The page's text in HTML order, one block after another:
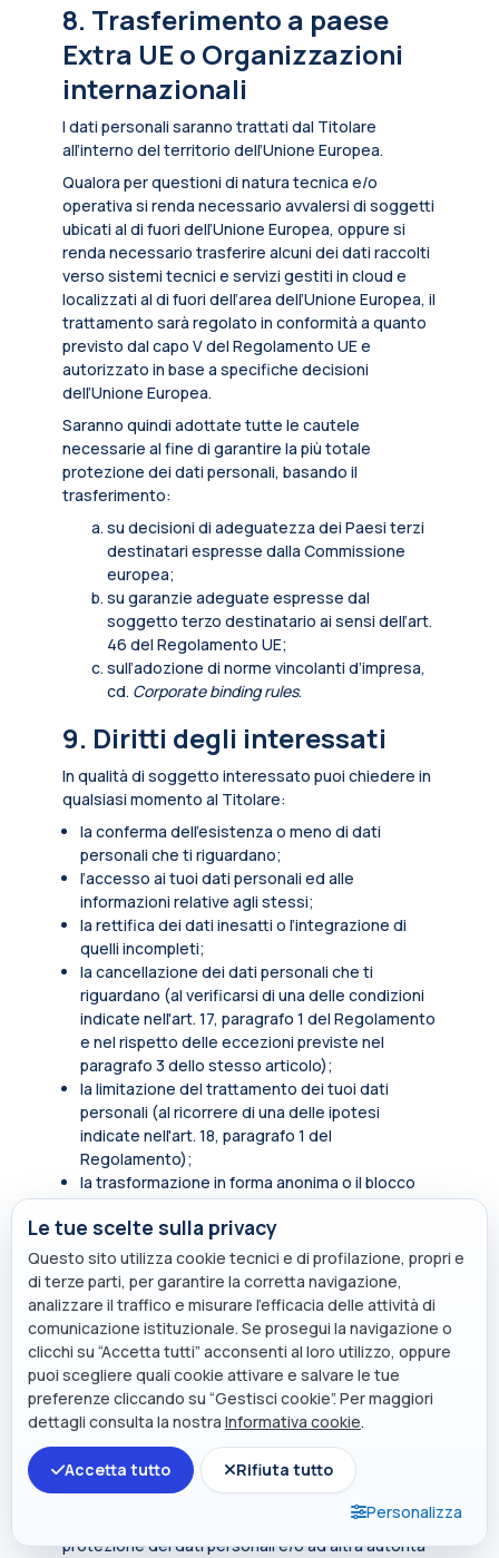
8. Trasferimento a paese
Extra UE o Organizzazioni
internazionali
I dati personali saranno trattati dal Titolare
all’interno del territorio dell’Unione Europea.
Qualora per questioni di natura tecnica e/o
operativa si renda necessario avvalersi di soggetti
ubicati al di fuori dell’Unione Europea, oppure si
renda necessario trasferire alcuni dei dati raccolti
verso sistemi tecnici e servizi gestiti in cloud e
localizzati al di fuori dell’area dell’Unione Europea, il
trattamento sarà regolato in conformità a quanto
previsto dal capo V del Regolamento UE e
autorizzato in base a specifiche decisioni
dell’Unione Europea.
Saranno quindi adottate tutte le cautele
necessarie al fine di garantire la più totale
protezione dei dati personali, basando il
trasferimento:
su decisioni di adeguatezza dei Paesi terzi
destinatari espresse dalla Commissione
europea;
su garanzie adeguate espresse dal
soggetto terzo destinatario ai sensi dell’art.
46 del Regolamento UE;
sull’adozione di norme vincolanti d’impresa,
cd. Corporate binding rules.
9. Diritti degli interessati
In qualità di soggetto interessato puoi chiedere in
qualsiasi momento al Titolare:
la conferma dell’esistenza o meno di dati
personali che ti riguardano;
l’accesso ai tuoi dati personali ed alle
informazioni relative agli stessi;
la rettifica dei dati inesatti o l’integrazione di
quelli incompleti;
la cancellazione dei dati personali che ti
riguardano (al verificarsi di una delle condizioni
indicate nell'art. 17, paragrafo 1 del Regolamento
e nel rispetto delle eccezioni previste nel
paragrafo 3 dello stesso articolo);
la limitazione del trattamento dei tuoi dati
personali (al ricorrere di una delle ipotesi
indicate nell'art. 18, paragrafo 1 del
Regolamento);
la trasformazione in forma anonima o il blocco
dei dati trattati in violazione di legge, compresi
quelli di cui non è necessaria la conservazione in
relazione agli scopi per i quali i dati sono stati
raccolti o successivamente trattati.
In qualità di soggetto interessato hai inoltre diritto
di opporti, in tutto o in parte, per motivi legittimi al
trattamento dei dati personali che ti riguardano,
ancorché pertinenti allo scopo della raccolta.
Tali diritti sono esercitabili rivolgendosi al punto di
contattoprivacy@polimi.it.
Qualora tu ritenga che i tuoi diritti siano stati violati
dal titolare e/o da un terzo, hai il diritto di
presentare un reclamo all’Autorità per la
protezione dei dati personali e/o ad altra autorità
Le tue scelte sulla privacy
Questo sito utilizza cookie tecnici e di profilazione, propri e
di terze parti, per garantire la corretta navigazione,
analizzare il traffico e misurare l’efficacia delle attività di
comunicazione istituzionale. Se prosegui la navigazione o
clicchi su “Accetta tutti” acconsenti al loro utilizzo, oppure
puoi scegliere quali cookie attivare e salvare le tue
preferenze cliccando su “Gestisci cookie”. Per maggiori
dettagli consulta la nostra Informativa cookie.
Accetta tutto
Rifiuta tutto
Personalizza